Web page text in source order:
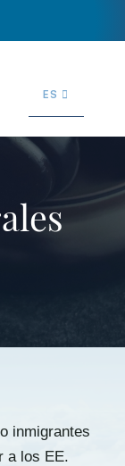
ES
inmigrantes
a los EE.